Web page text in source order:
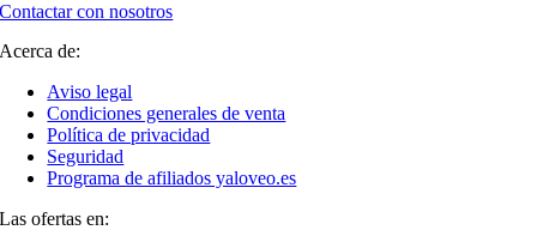
Contactar con nosotros
Acerca de:
Aviso legal
Condiciones generales de venta
Política de privacidad
Seguridad
Programa de afiliados yaloveo.es
Las ofertas en: